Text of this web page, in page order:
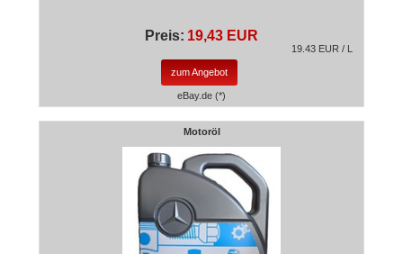
Preis: 19,43 EUR
19.43 EUR / L
zum Angebot
eBay.de (*)
Motoröl